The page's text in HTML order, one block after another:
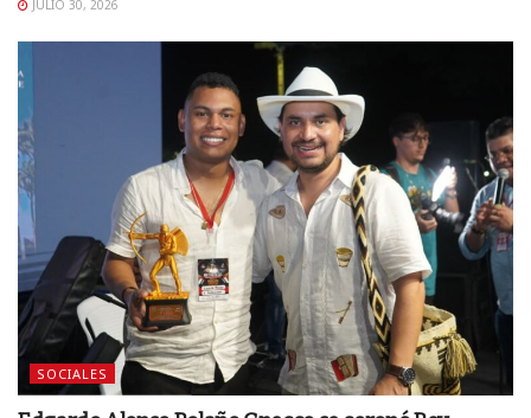
JULIO 30, 2026
SOCIALES